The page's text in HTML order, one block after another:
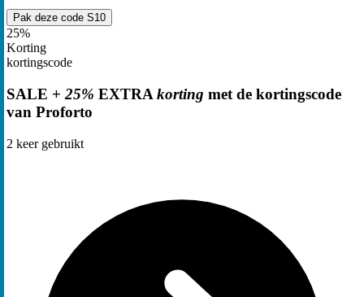
Pak deze code S10
25%
Korting
kortingscode
SALE + 25% EXTRA korting met de kortingscode
van Proforto
2 keer gebruikt